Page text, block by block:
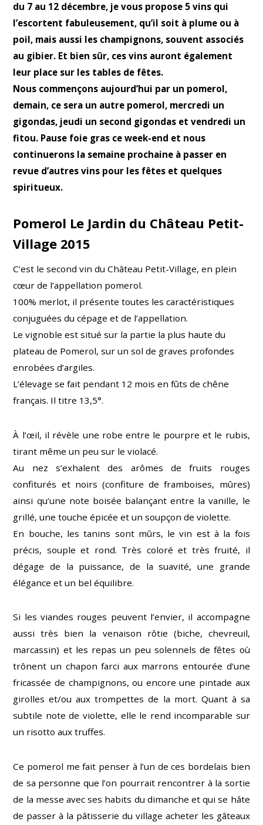
du 7 au 12 décembre, je vous propose 5 vins qui
l’escortent fabuleusement, qu’il soit à plume ou à
poil, mais aussi les champignons, souvent associés
au gibier. Et bien sûr, ces vins auront également
leur place sur les tables de fêtes.
Nous commençons aujourd’hui par un pomerol,
demain, ce sera un autre pomerol, mercredi un
gigondas, jeudi un second gigondas et vendredi un
fitou. Pause foie gras ce week-end et nous
continuerons la semaine prochaine à passer en
revue d’autres vins pour les fêtes et quelques
spiritueux.
Pomerol Le Jardin du Château Petit-
Village 2015
C’est le second vin du Château Petit-Village,en plein
cœur de l’appellation pomerol.
100% merlot, il présente toutes les caractéristiques
conjuguées du cépage et de l’appellation.
Le vignoble est situé sur la partie la plus haute du
plateau de Pomerol, sur un sol de graves profondes
enrobées d’argiles.
L’élevage se fait pendant 12 mois en fûts de chêne
français. Il titre 13,5°.
À l’œil, il révèle une robe entre le pourpre et le rubis,
tirant même un peu sur le violacé.
Au nez s’exhalent des arômes de fruits rouges
confiturés et noirs (confiture de framboises, mûres)
ainsi qu’une note boisée balançant entre la vanille, le
grillé, une touche épicée et un soupçon de violette.
En bouche, les tanins sont mûrs, le vin est à la fois
précis, souple et rond. Très coloré et très fruité, il
dégage de la puissance, de la suavité, une grande
élégance et un bel équilibre.
Si les viandes rouges peuvent l’envier, il accompagne
aussi très bien la venaison rôtie (biche, chevreuil,
marcassin) et les repas un peu solennels de fêtes où
trônent un chapon farci aux marrons entourée d’une
fricassée de champignons, ou encore une pintade aux
girolles et/ou aux trompettes de la mort. Quant à sa
subtile note de violette, elle le rend incomparable sur
un risotto aux truffes.
Ce pomerol me fait penser à l’un de ces bordelais bien
de sa personne que l’on pourrait rencontrer à la sortie
de la messe avec ses habits du dimanche et qui se hâte
de passer à la pâtisserie du village acheter les gâteaux